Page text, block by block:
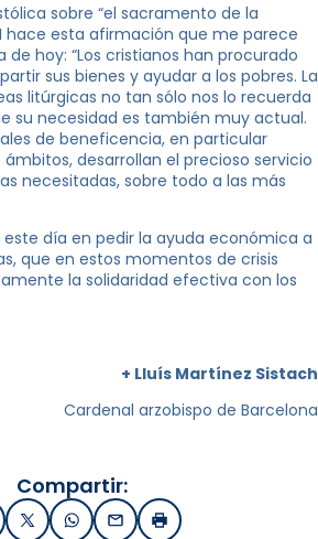
sobre “el sacramento de la
hace esta afirmación que me parece
hoy: “Los cristianos han procurado
sus bienes y ayudar a los pobres. La
litúrgicas no tan sólo nos lo recuerda
su necesidad es también muy actual.
de beneficencia, en particular
desarrollan el precioso servicio
necesitadas, sobre todo a las más
este día en pedir la ayuda económica a
que en estos momentos de crisis
la solidaridad efectiva con los
+ Lluís Martínez Sistach
Cardenal arzobispo de Barcelona
Compartir:
X / TwitterWhatsApp
EmailImprimir